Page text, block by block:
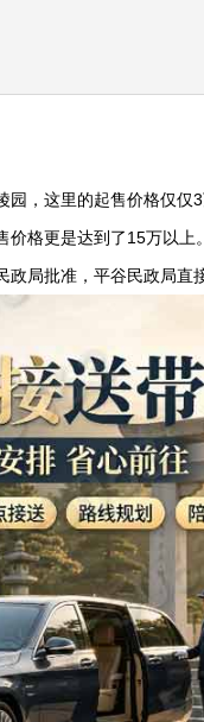
，这里的起售价格仅仅
格更是达到了15万以上
局批准，平谷民政局直